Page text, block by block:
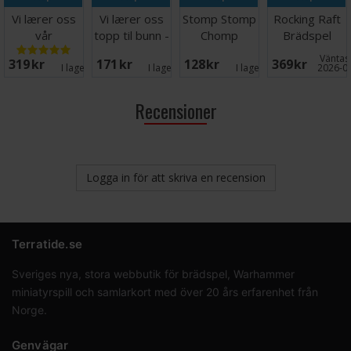
Vi lærer oss
vår
fantastiske
kropp
319 SEK I lager:
Vi lærer oss
topp til bunn -
171 SEK I lager:
Stomp Stomp
Chomp
128 SEK I lager: 1
Rocking Raft
Brädspel
369 SEK 2026-
Recensioner
Logga in för att skriva en recension
Terratide.se
Sveriges nya, stora webbutik för brädspel, Warhammer
miniatyrspill och samlarkort med över 20 års erfarenhet från
Norge.
Genvägar